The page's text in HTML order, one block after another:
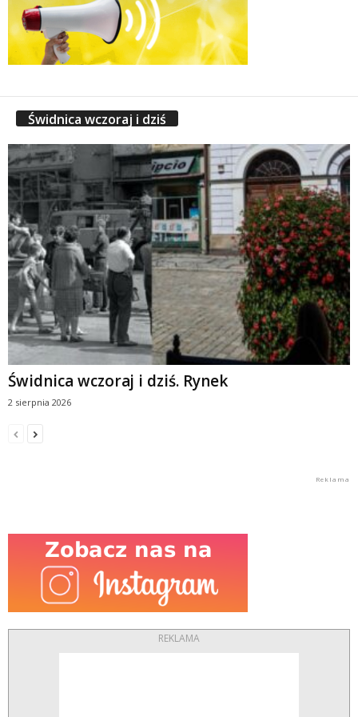
Świdnica wczoraj i dziś
Świdnica wczoraj i dziś. Rynek
2 sierpnia 2026
REKLAMA